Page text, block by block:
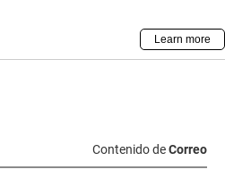
Contenido deCorreo